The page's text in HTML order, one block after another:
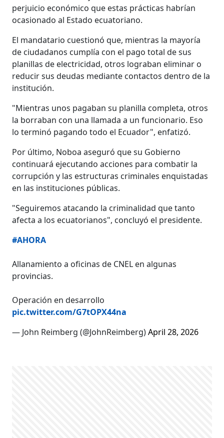
perjuicio económico que estas prácticas habrían
ocasionado al Estado ecuatoriano.
El mandatario cuestionó que, mientras la mayoría
de ciudadanos cumplía con el pago total de sus
planillas de electricidad, otros lograban eliminar o
reducir sus deudas mediante contactos dentro de la
institución.
"Mientras unos pagaban su planilla completa, otros
la borraban con una llamada a un funcionario. Eso
lo terminó pagando todo el Ecuador", enfatizó.
Por último, Noboa aseguró que su Gobierno
continuará ejecutando acciones para combatir la
corrupción y las estructuras criminales enquistadas
en las instituciones públicas.
"Seguiremos atacando la criminalidad que tanto
afecta a los ecuatorianos", concluyó el presidente.
#AHORA
Allanamiento a oficinas de CNEL en algunas
provincias.
Operación en desarrollo
pic.twitter.com/G7tOPX44na
— John Reimberg (@JohnReimberg)April 28, 2026